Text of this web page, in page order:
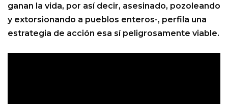
ganan la vida, por así decir, asesinado, pozoleando
y extorsionando a pueblos enteros-, perfila una
estrategia de acción esa sí peligrosamente viable.